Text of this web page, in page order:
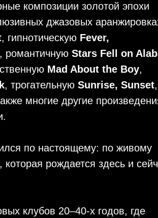
композиции золотой эпохи
джазовых
, гипнотическую Fever,
, романтичную Stars Fell on
Mad About the Boy,
, трогательную Sunrise, Sunset,
многие другие
по настоящему: по живому
рождается здесь и
клубов 20–40-х годов, где